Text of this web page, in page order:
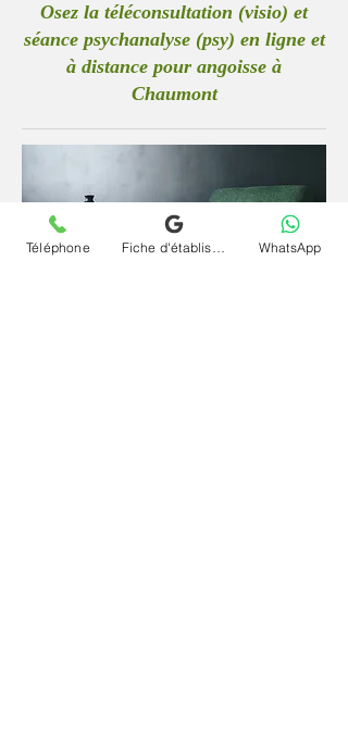
Osez la téléconsultation (visio) et
séance psychanalyse (psy) en ligne et
à distance pour angoisse à
Chaumont
Téléphone WhatsApp